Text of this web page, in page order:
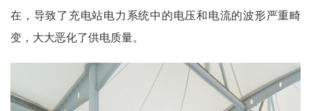
在，导致了充电站电力系统中的电压和电流的波形严重畸
变，大大恶化了供电质量。